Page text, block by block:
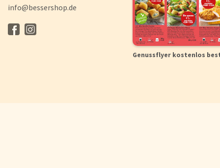
info@bessershop.de
Genussflyer kostenlos